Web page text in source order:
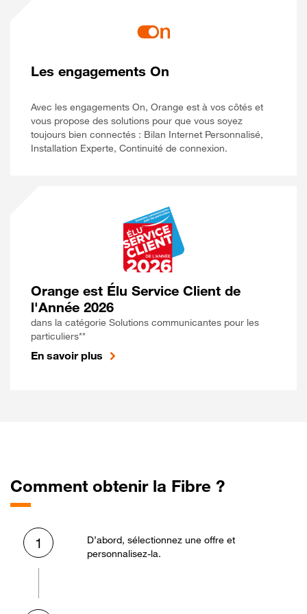
Les engagements On
Avec les engagements On, Orange est à vos côtés et
vous propose des solutions pour que vous soyez
toujours bien connectés : Bilan Internet Personnalisé,
Installation Experte, Continuité de connexion.
Orange est Élu Service Client de
l'Année 2026
dans la catégorie Solutions communicantes pour les
particuliers**
En savoir plus
Comment obtenir la Fibre ?
1
D’abord, sélectionnez une offre et
personnalisez-la.